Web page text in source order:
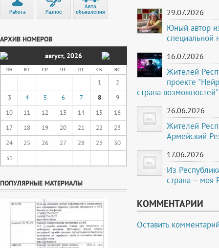
Работа Разное
Авто
объявления
АРХИВ НОМЕРОВ
август, 2026
ПН ВТ СР ЧТ ПТ СБ ВС
1
2
3
4 5 6 7 8
9
10
11 12 13 14 15
16
17
18 19 20 21 22
23
24
25 26 27 28 29
30
31
ПОПУЛЯРНЫЕ МАТЕРИАЛЫ
29.07.2026
Юный автор
специальной
16.07.2026
Жителей
проекте
страна возможностей"
26.06.2026
Жителей
Армейский
17.06.2026
Из
страна – моя
КОММЕНТАРИИ
Оставить